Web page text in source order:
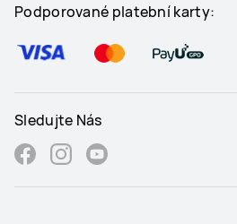
Podporované platební karty:
Sledujte Nás